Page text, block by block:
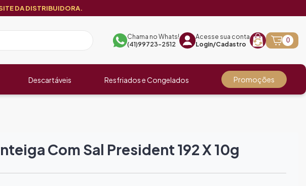
DA DISTRIBUIDORA.
Chama no Whats!
(41)99723-2512
Acesse sua conta
Login/Cadastro
0
Descartáveis Resfriados e Congelados Promoções
Com Sal President 192 X 10g